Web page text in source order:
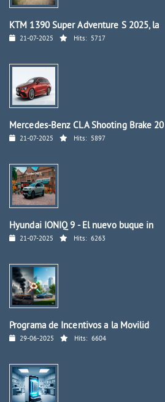
KTM 1390 Super Adventure S 2025, la
21-07-2025 Hits: 5717
Mercedes-Benz CLA Shooting Brake 20
21-07-2025 Hits: 5897
Hyundai IONIQ 9 - El nuevo buque in
21-07-2025 Hits: 6263
Programa de Incentivos a la Movilid
29-06-2025 Hits: 6604